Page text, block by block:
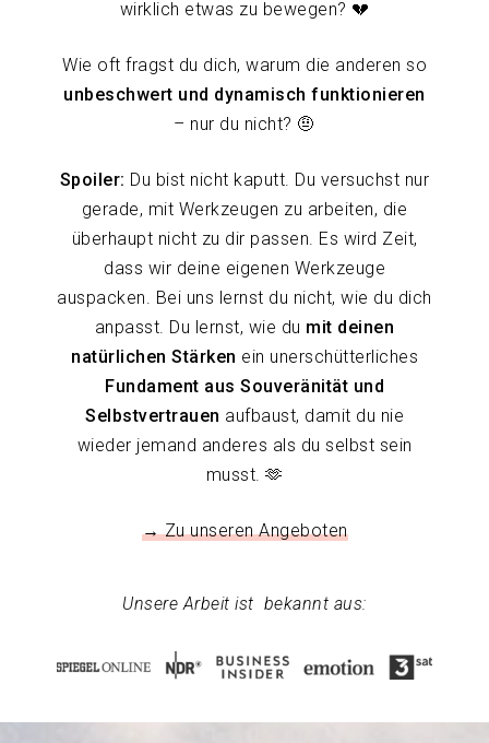
wirklich etwas zu bewegen? 💔
Wie oft fragst du dich, warum die anderen so
unbeschwert und dynamisch funktionieren
– nur du nicht? 🤨
Spoiler: Du bist nicht kaputt. Du versuchst nur
gerade, mit Werkzeugen zu arbeiten, die
überhaupt nicht zu dir passen. Es wird Zeit,
dass wir deine eigenen Werkzeuge
auspacken. Bei uns lernst du nicht, wie du dich
anpasst. Du lernst, wie du mit deinen
natürlichen Stärken ein unerschütterliches
Fundament aus Souveränität und
Selbstvertrauen aufbaust, damit du nie
wieder jemand anderes als du selbst sein
musst. 🫶
→ Zu unseren Angeboten
Unsere Arbeit ist bekannt aus: